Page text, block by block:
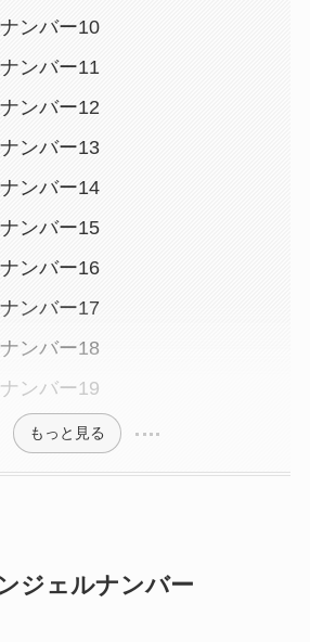
ンバー10
ンバー11
ンバー12
ンバー13
ンバー14
ンバー15
ンバー16
ンバー17
ンバー18
ンバー19
もっと見る
ジェルナンバー